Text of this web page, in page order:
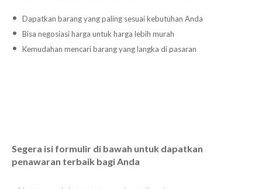
Dapatkan barang yang paling sesuai kebutuhan Anda
Bisa negosiasi harga untuk harga lebih murah
Kemudahan mencari barang yang langka di pasaran
Segera isi formulir di bawah untuk dapatkan
penawaran terbaik bagi Anda